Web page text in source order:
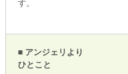
す。
■ アンジェリより
ひとこと